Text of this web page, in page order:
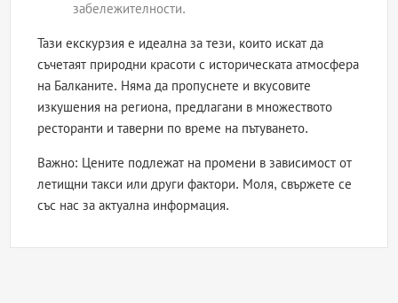
забележителности.
Тази екскурзия е идеална за тези, които искат да
съчетаят природни красоти с историческата атмосфера
на Балканите. Няма да пропуснете и вкусовите
изкушения на региона, предлагани в множеството
ресторанти и таверни по време на пътуването.
Важно: Цените подлежат на промени в зависимост от
летищни такси или други фактори. Моля, свържете се
със нас за актуална информация.